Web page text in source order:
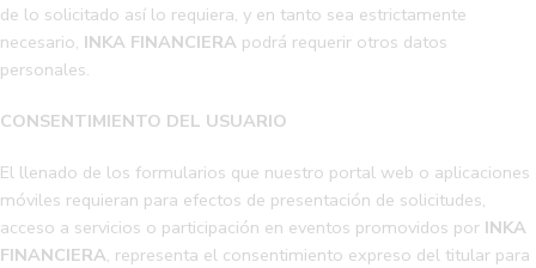
de lo solicitado así lo requiera, y en tanto sea estrictamente
necesario, INKA FINANCIERA podrá requerir otros datos
personales.
CONSENTIMIENTO DEL USUARIO
El llenado de los formularios que nuestro portal web o aplicaciones
móviles requieran para efectos de presentación de solicitudes,
acceso a servicios o participación en eventos promovidos por INKA
FINANCIERA, representa el consentimiento expreso del titular para